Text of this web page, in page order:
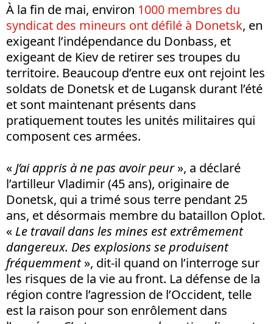
À la fin de mai, environ 1000 membres du
syndicat des mineurs ont défilé à Donetsk, en
exigeant l’indépendance du Donbass, et
exigeant de Kiev de retirer ses troupes du
territoire. Beaucoup d’entre eux ont rejoint les
soldats de Donetsk et de Lugansk durant l’été
et sont maintenant présents dans
pratiquement toutes les unités militaires qui
composent ces armées.
« J’ai appris à ne pas avoir peur», a déclaré
l’artilleur Vladimir (45 ans), originaire de
Donetsk, qui a trimé sous terre pendant 25
ans, et désormais membre du bataillon Oplot.
« Le travail dans les mines est extrêmement
dangereux. Des explosions se produisent
fréquemment», dit-il quand on l’interroge sur
les risques de la vie au front. La défense de la
région contre l’agression de l’Occident, telle
est la raison pour son enrôlement dans